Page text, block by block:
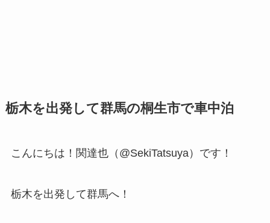
栃木を出発して群馬の桐生市で車中泊
こんにちは！関達也（@SekiTatsuya）です！
栃木を出発して群馬へ！